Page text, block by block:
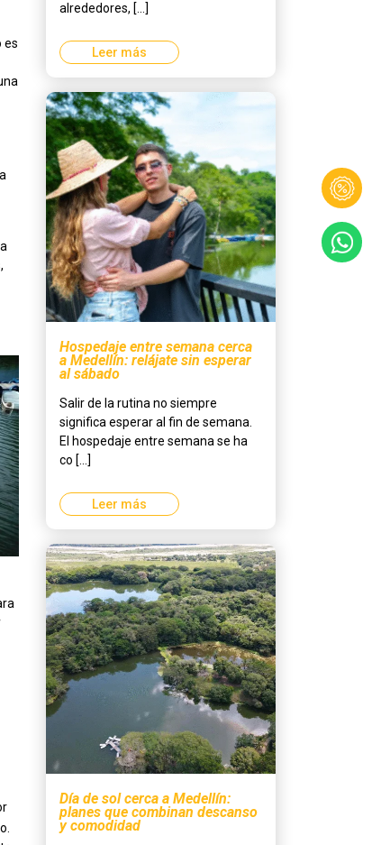
es
alrededores, [...]
Leer más
Hospedaje entre semana cerca
a Medellín: relájate sin esperar
al sábado
Salir de la rutina no siempre
significa esperar al fin de semana.
El hospedaje entre semana se ha
co [...]
Leer más
Día de sol cerca a Medellín:
planes que combinan descanso
y comodidad